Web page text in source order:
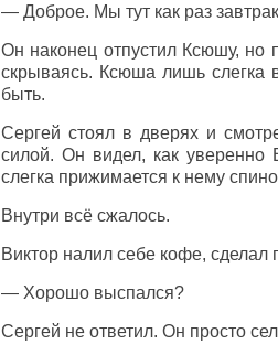
— Доброе. Мы тут как раз
Он наконец отпустил Ксюшу, но
скрываясь. Ксюша лишь слегка
быть.
Сергей стоял в дверях и
силой. Он видел, как уверенно
слегка прижимается к нему
Внутри всё сжалось.
Виктор налил себе кофе, сделал
— Хорошо выспался?
Сергей не ответил. Он просто